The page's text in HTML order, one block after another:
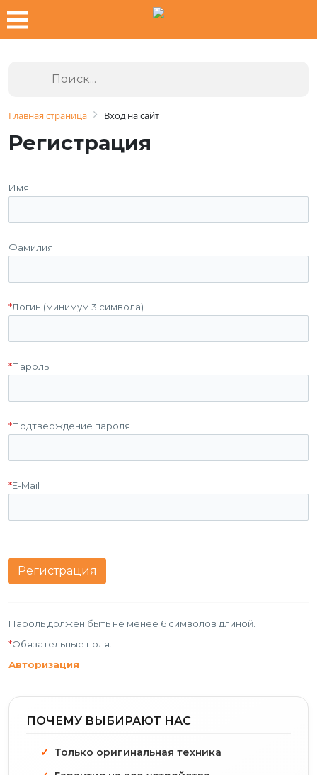
Главная страница Вход на сайт
Регистрация
Имя
Фамилия
*Логин (минимум 3 символа)
*Пароль
*Подтверждение пароля
*E-Mail
Пароль должен быть не менее 6 символов длиной.
*Обязательные поля.
Авторизация
ПОЧЕМУ ВЫБИРАЮТ НАС
Только оригинальная техника